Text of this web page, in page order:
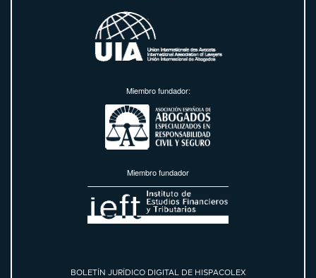
Miembro fundador:
Miembro fundador
BOLETÍN JURÍDICO DIGITAL DE HISPACOLEX